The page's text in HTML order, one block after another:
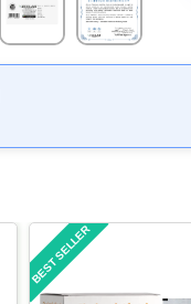
BEST SELLER